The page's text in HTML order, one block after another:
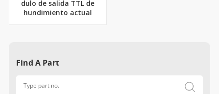
dulo de salida TTL de
hundimiento actual
Find A Part